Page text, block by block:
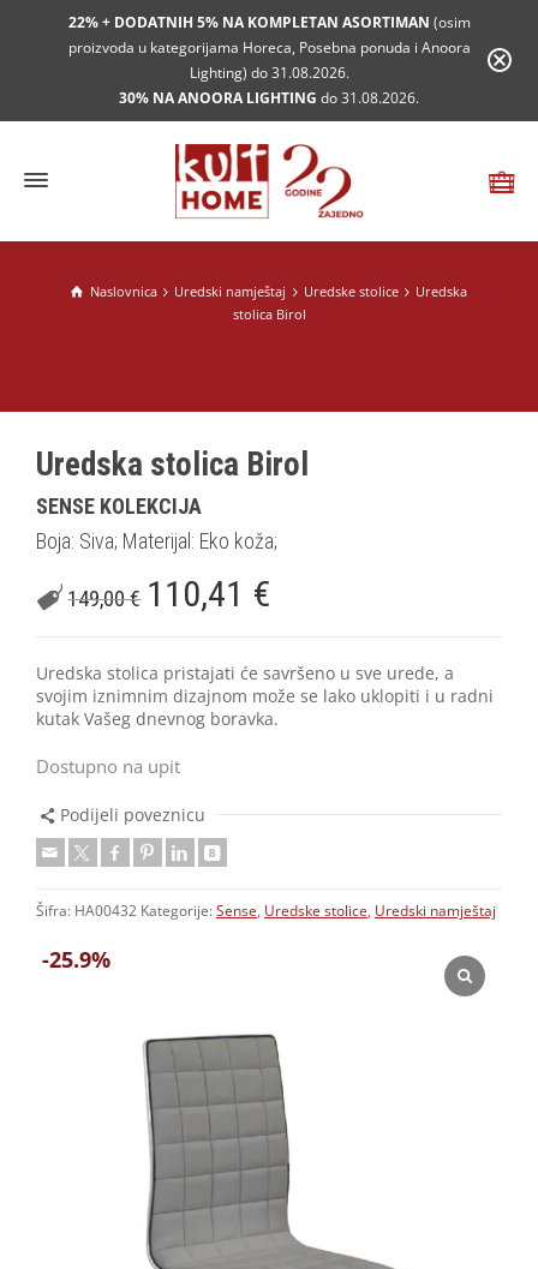
22% + DODATNIH 5% NA KOMPLETAN ASORTIMAN (osim
proizvoda u kategorijama Horeca, Posebna ponuda i Anoora
Lighting) do 31.08.2026.
30% NA ANOORA LIGHTING do 31.08.2026.
Naslovnica Uredski namještaj Uredske stolice
Uredska
stolica Birol
-25.9%
Uredska stolica Birol
SENSE KOLEKCIJA
Boja: Siva; Materijal: Eko koža;
149,00€ 110,41 €
Uredska stolica pristajati će savršeno u sve urede, a
svojim iznimnim dizajnom može se lako uklopiti i u radni
kutak Vašeg dnevnog boravka.
Dostupno na upit
Podijeli poveznicu
Šifra: HA00432 Kategorije: Sense Uredske stolice Uredski namještaj